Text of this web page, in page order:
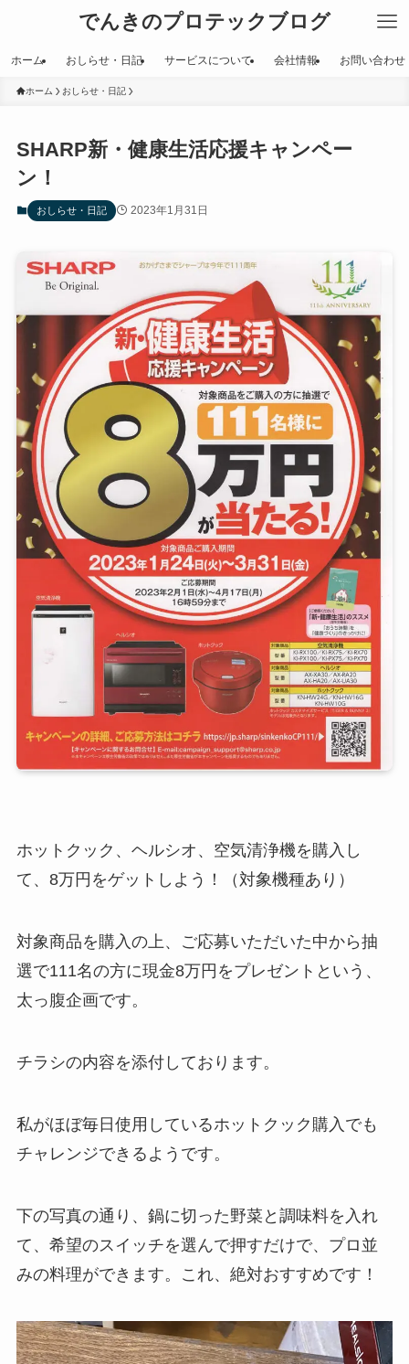
でんきのプロテックブログ
ホーム おしらせ・日記 サービスについて 会社情報 お問い合わせ
ホーム おしらせ・日記
SHARP新・健康生活応援キャンペー
ン！
おしらせ・日記 2023年1月31日
ホットクック、ヘルシオ、空気清浄機を購入し
て、8万円をゲットしよう！（対象機種あり）
対象商品を購入の上、ご応募いただいた中から抽
選で111名の方に現金8万円をプレゼントという、
太っ腹企画です。
チラシの内容を添付しております。
私がほぼ毎日使用しているホットクック購入でも
チャレンジできるようです。
下の写真の通り、鍋に切った野菜と調味料を入れ
て、希望のスイッチを選んで押すだけで、プロ並
みの料理ができます。これ、絶対おすすめです！